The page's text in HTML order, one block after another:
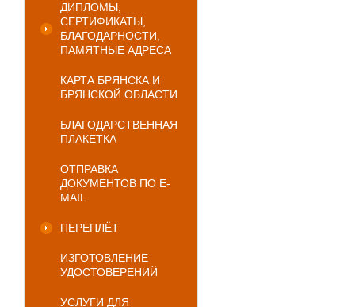
ДИПЛОМЫ,
СЕРТИФИКАТЫ,
БЛАГОДАРНОСТИ,
ПАМЯТНЫЕ АДРЕСА
КАРТА БРЯНСКА И
БРЯНСКОЙ ОБЛАСТИ
БЛАГОДАРСТВЕННАЯ
ПЛАКЕТКА
ОТПРАВКА
ДОКУМЕНТОВ ПО E-
MAIL
ПЕРЕПЛЁТ
ИЗГОТОВЛЕНИЕ
УДОСТОВЕРЕНИЙ
УСЛУГИ ДЛЯ